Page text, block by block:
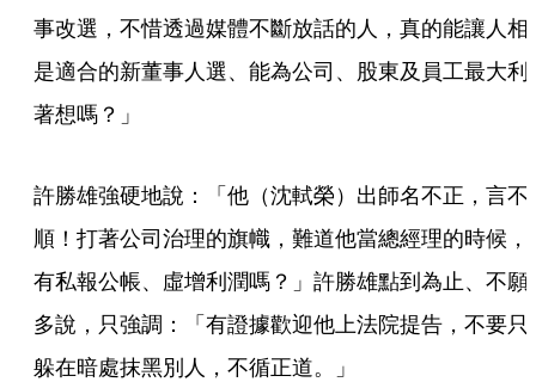
事改選，不惜透過媒體不斷放話的人，真的能讓人相
是適合的新董事人選、能為公司、股東及員工最大利
著想嗎？」
許勝雄強硬地說：「他（沈軾榮）出師名不正，言不
順！打著公司治理的旗幟，難道他當總經理的時候，
有私報公帳、虛增利潤嗎？」許勝雄點到為止、不願
多說，只強調：「有證據歡迎他上法院提告，不要只
躲在暗處抹黑別人，不循正道。」